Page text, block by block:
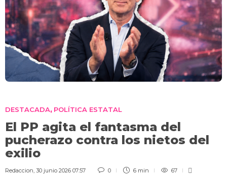
DESTACADA, POLÍTICA ESTATAL
El PP agita el fantasma del
pucherazo contra los nietos del
exilio
Redaccion 30 junio 2026 07:57 0 6 min 67